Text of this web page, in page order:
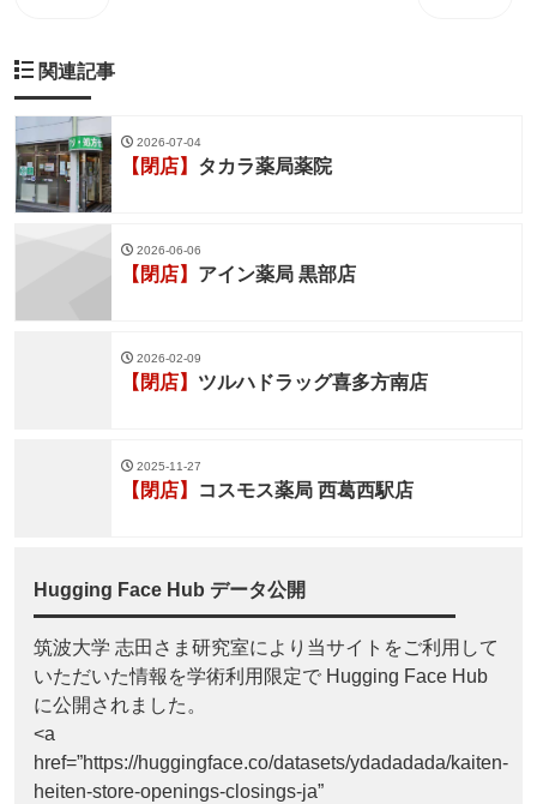
関連記事
2026-07-04
【閉店】 タカラ薬局薬院
2026-06-06
【閉店】 アイン薬局 黒部店
2026-02-09
【閉店】 ツルハドラッグ喜多方南店
2025-11-27
【閉店】 コスモス薬局 西葛西駅店
Hugging Face Hub データ公開
筑波大学 志田さま研究室により当サイトをご利用して
いただいた情報を学術利用限定で Hugging Face Hub
に公開されました。
<a
href=”https://huggingface.co/datasets/ydadadada/kaiten-
heiten-store-openings-closings-ja”